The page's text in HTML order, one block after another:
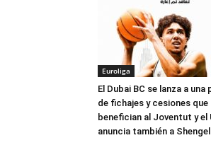
Euroliga
El Dubai BC se lanza a
de fichajes y cesiones que
benefician al Joventut y el
anuncia también a